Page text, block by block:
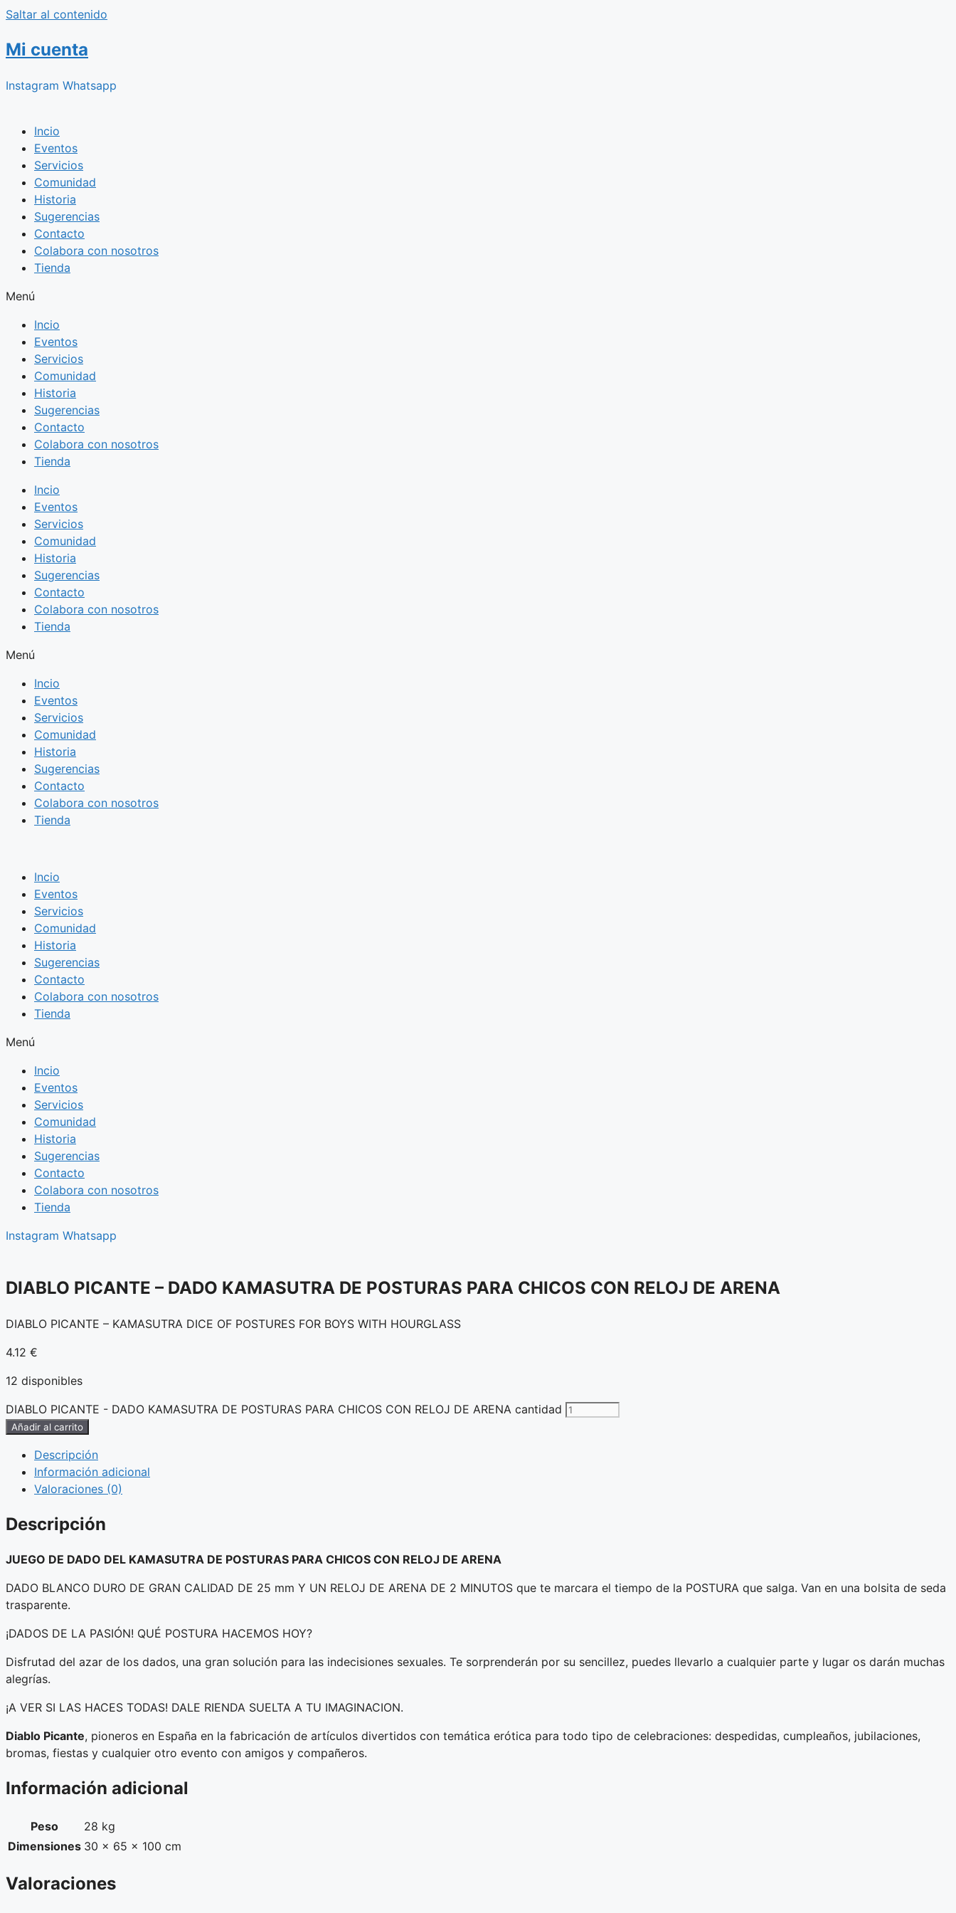
Saltar al contenido
Mi cuenta
Instagram Whatsapp
Incio
Eventos
Servicios
Comunidad
Historia
Sugerencias
Contacto
Colabora con nosotros
Tienda
Menú
Incio
Eventos
Servicios
Comunidad
Historia
Sugerencias
Contacto
Colabora con nosotros
Tienda
Incio
Eventos
Servicios
Comunidad
Historia
Sugerencias
Contacto
Colabora con nosotros
Tienda
Menú
Incio
Eventos
Servicios
Comunidad
Historia
Sugerencias
Contacto
Colabora con nosotros
Tienda
Incio
Eventos
Servicios
Comunidad
Historia
Sugerencias
Contacto
Colabora con nosotros
Tienda
Menú
Incio
Eventos
Servicios
Comunidad
Historia
Sugerencias
Contacto
Colabora con nosotros
Tienda
Instagram Whatsapp
DIABLO PICANTE – DADO KAMASUTRA DE POSTURAS PARA CHICOS CON RELOJ DE ARENA
DIABLO PICANTE – KAMASUTRA DICE OF POSTURES FOR BOYS WITH HOURGLASS
4.12 €
12 disponibles
DIABLO PICANTE - DADO KAMASUTRA DE POSTURAS PARA CHICOS CON RELOJ DE ARENA cantidad
Añadir al carrito
Descripción
Información adicional
Valoraciones (0)
Descripción
JUEGO DE DADO DEL KAMASUTRA DE POSTURAS PARA CHICOS CON RELOJ DE ARENA
DADO BLANCO DURO DE GRAN CALIDAD DE 25 mm Y UN RELOJ DE ARENA DE 2 MINUTOS que te marcara el tiempo de la POSTURA que salga. Van en una bolsita de seda
trasparente.
¡DADOS DE LA PASIÓN! QUÉ POSTURA HACEMOS HOY?
Disfrutad del azar de los dados, una gran solución para las indecisiones sexuales. Te sorprenderán por su sencillez, puedes llevarlo a cualquier parte y lugar os darán muchas
alegrías.
¡A VER SI LAS HACES TODAS! DALE RIENDA SUELTA A TU IMAGINACION.
Diablo Picante, pioneros en España en la fabricación de artículos divertidos con temática erótica para todo tipo de celebraciones: despedidas, cumpleaños, jubilaciones,
bromas, fiestas y cualquier otro evento con amigos y compañeros.
Información adicional
Peso
28 kg
Dimensiones 30 × 65 × 100 cm
Valoraciones